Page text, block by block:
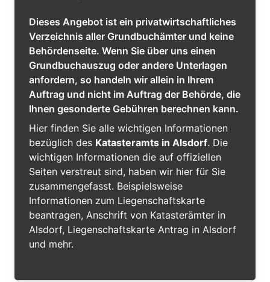
Dieses Angebot ist ein privatwirtschaftliches
Verzeichnis aller Grundbuchämter und keine
Behördenseite. Wenn Sie über uns einen
Grundbuchauszug oder andere Unterlagen
anfordern, so handeln wir allein in Ihrem
Auftrag und nicht im Auftrag der Behörde, die
Ihnen gesonderte Gebühren berechnen kann.
Hier finden Sie alle wichtigen Informationen
bezüglich des Katasteramts in Alsdorf. Die
wichtigen Informationen die auf offiziellen
Seiten verstreut sind, haben wir hier für Sie
zusammengefasst. Beispielsweise
Informationen zum Liegenschaftskarte
beantragen, Anschrift von Katasterämter in
Alsdorf, Liegenschaftskarte Antrag in Alsdorf
und mehr.